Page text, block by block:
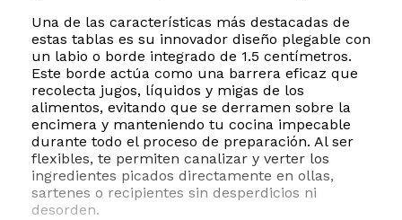
Una de las características más destacadas de
estas tablas es su innovador diseño plegable con
un labio o borde integrado de 1.5 centímetros.
Este borde actúa como una barrera eficaz que
recolecta jugos, líquidos y migas de los
alimentos, evitando que se derramen sobre la
encimera y manteniendo tu cocina impecable
durante todo el proceso de preparación. Al ser
flexibles, te permiten canalizar y verter los
ingredientes picados directamente en ollas,
sartenes o recipientes sin desperdicios ni
desorden.